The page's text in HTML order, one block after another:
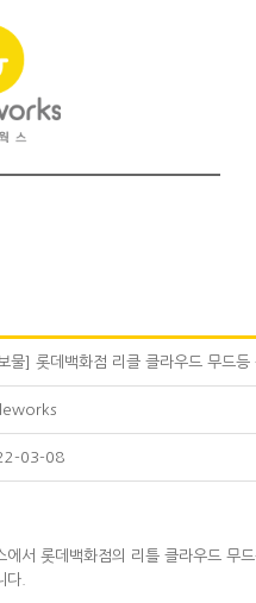
물] 롯데백화점 리클 클라우드 무드등
03-08
서 롯데백화점의 리틀 클라우드 무
다.